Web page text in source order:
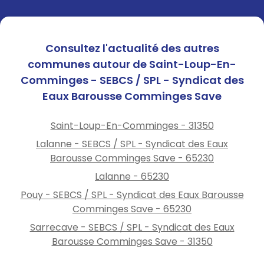
préfectoraux.
Retrouvez les arrêtés
préfectoraux et des conseils
d’économie d’eau sur :
rubriques : eau\ressources en
eau et eau\avis de
perturbation
Consultez l'actualité des autres
communes autour de Saint-Loup-En-
Comminges - SEBCS / SPL - Syndicat des
Eaux Barousse Comminges Save
Saint-Loup-En-Comminges - 31350
Lalanne - SEBCS / SPL - Syndicat des Eaux
Barousse Comminges Save - 65230
Lalanne - 65230
Pouy - SEBCS / SPL - Syndicat des Eaux Barousse
Comminges Save - 65230
Sarrecave - SEBCS / SPL - Syndicat des Eaux
Barousse Comminges Save - 31350